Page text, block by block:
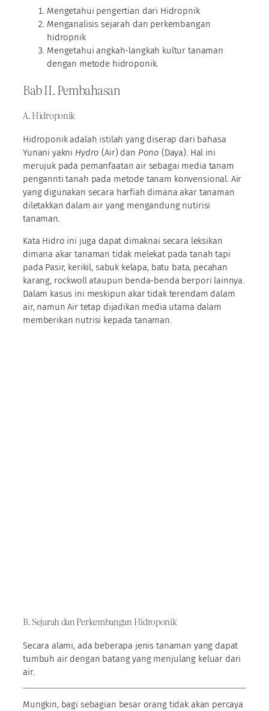
Mengetahui pengertian dari Hidropnik
Menganalisis sejarah dan perkembangan
hidropnik
Mengetahui angkah-langkah kultur tanaman
dengan metode hidroponik.
Bab II. Pembahasan
A. Hidroponik
Hidroponik adalah istilah yang diserap dari bahasa
Yunani yakni Hydro (Air) dan Pono (Daya). Hal ini
merujuk pada pemanfaatan air sebagai media tanam
pengannti tanah pada metode tanam konvensional. Air
yang digunakan secara harfiah dimana akar tanaman
diletakkan dalam air yang mengandung nutirisi
tanaman.
Kata Hidro ini juga dapat dimaknai secara leksikan
dimana akar tanaman tidak melekat pada tanah tapi
pada Pasir, kerikil, sabuk kelapa, batu bata, pecahan
karang, rockwoll ataupun benda-benda berpori lainnya.
Dalam kasus ini meskipun akar tidak terendam dalam
air, namun Air tetap dijadikan media utama dalam
memberikan nutrisi kepada tanaman.
B. Sejarah dan Perkembangan Hidroponik
Secara alami, ada beberapa jenis tanaman yang dapat
tumbuh air dengan batang yang menjulang keluar dari
air.
Mungkin, bagi sebagian besar orang tidak akan percaya